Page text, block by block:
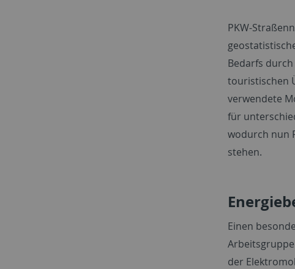
PKW-
Bedarfs
touristischen
verwendete
für
wodurch nun
stehen.
Einen
der